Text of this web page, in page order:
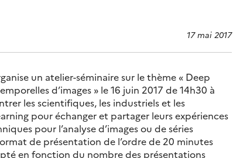
17 mai 2017
un atelier-séminaire sur le thème « Deep
d’images » le 16 juin 2017 de 14h30 à
les scientifiques, les industriels et les
pour échanger et partager leurs expériences
pour l’analyse d’images ou de séries
de présentation de l’ordre de 20 minutes
en fonction du nombre des présentations